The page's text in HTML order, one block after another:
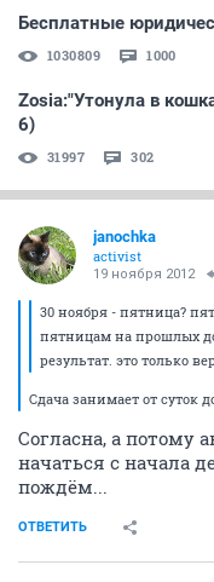
Бесплатные
1030809 1000
Zosia:"Утонула в
6)
31997 302
janochka
activist
19 ноября 2012
30 ноября - пятница?
пятницам на прошлых
результат. это только
Сдача занимает от суток
Согласна, а потому
начаться с начала
пождём...
ОТВЕТИТЬ